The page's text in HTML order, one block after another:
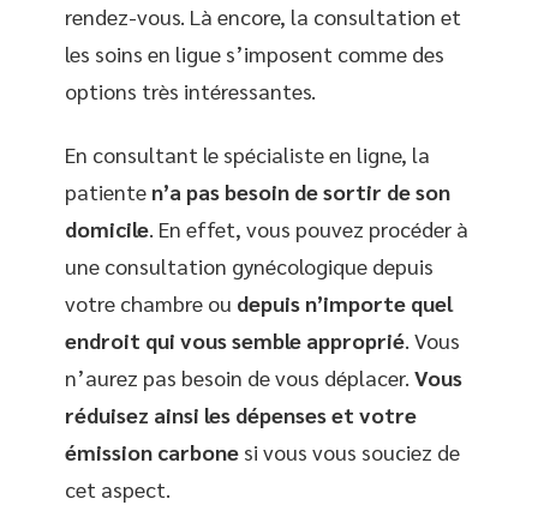
rendez-vous. Là encore, la consultation et
les soins en ligue s’imposent comme des
options très intéressantes.
En consultant le spécialiste en ligne, la
patiente n’a pas besoin de sortir de son
domicile. En effet, vous pouvez procéder à
une consultation gynécologique depuis
votre chambre ou depuis n’importe quel
endroit qui vous semble approprié. Vous
n’aurez pas besoin de vous déplacer. Vous
réduisez ainsi les dépenses et votre
émission carbone si vous vous souciez de
cet aspect.